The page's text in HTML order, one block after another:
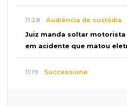
11:28 Audiência de custódia
Juiz manda soltar
em acidente que matou
11:19 Successione